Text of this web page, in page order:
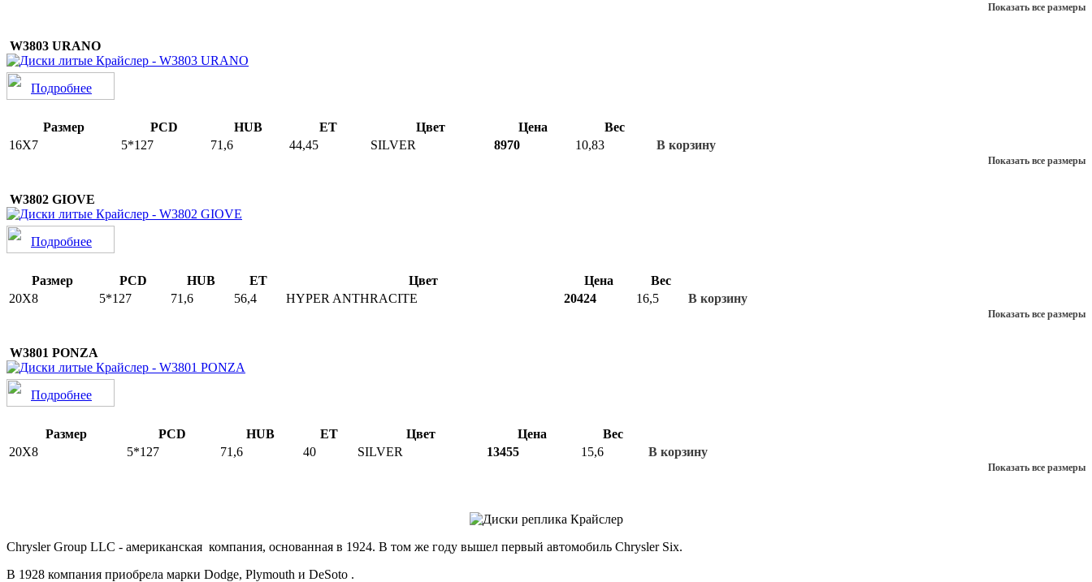
Показать все размеры
W3803 URANO
Подробнее
Размер PCD HUB ET Цвет Цена
Вес
16Х7
5*127 71,6 44,45 SILVER 8970 10,83 В корзину
Показать все размеры
W3802 GIOVE
Подробнее
Размер PCD HUB ET Цвет Цена
Вес
20Х8
5*127 71,6 56,4 HYPER ANTHRACITE 20424 16,5 В корзину
Показать все размеры
W3801 PONZA
Подробнее
Размер PCD HUB ET Цвет Цена
Вес
20Х8
5*127 71,6 40 SILVER 13455 15,6 В корзину
Показать все размеры
Chrysler Group LLC - американская компания, основанная в 1924. В том же году вышел первый автомобиль Chrysler Six.
В 1928 компания приобрела марки Dodge, Plymouth и DeSoto .